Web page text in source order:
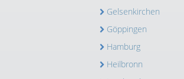
Gelsenkirchen
Göppingen
Hamburg
Heilbronn